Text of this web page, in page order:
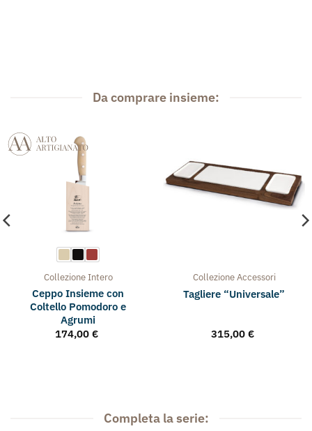
Da comprare insieme:
CollezioneIntero
Ceppo Insieme con
Coltello Pomodoro e
Agrumi
174,00 €
CollezioneAccessori
Tagliere “Universale”
315,00 €
Completa la serie: